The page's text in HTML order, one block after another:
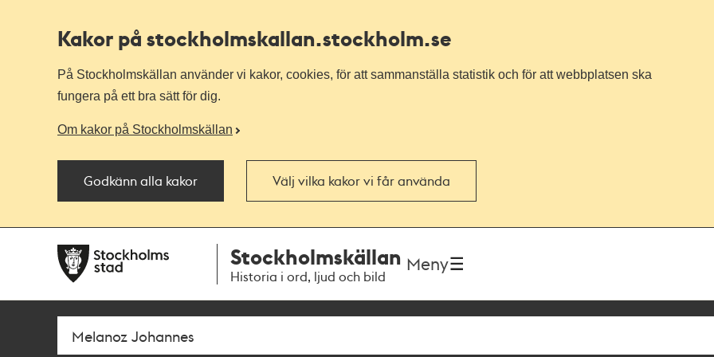
Kakor på stockholmskallan.stockholm.se
På Stockholmskällan använder vi kakor, cookies, för att sammanställa statistik och för att webbplatsen ska
fungera på ett bra sätt för dig.
Om kakor på Stockholmskällan
Godkänn alla kakor Välj vilka kakor vi får använda
navigationen
huvudinnehållet
Stockholmskällan
Historia i ord, ljud och bild
Meny
Sök